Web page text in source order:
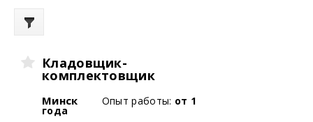
Кладовщик-
комплектовщик
Минск Опыт работы: от 1
года